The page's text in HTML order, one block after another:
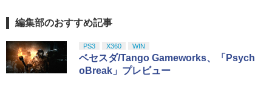
編集部のおすすめ記事
PS3 X360 WIN
ベセスダ/Tango Gameworks、「Psych
oBreak」プレビュー